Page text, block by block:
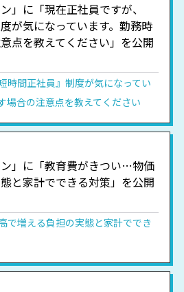
」に「現在正社員ですが、
が気になっています。勤務時
点を教えてください」を公開
時間正社員』制度が気になってい
場合の注意点を教えてください
ン」に「教育費がきつい…物価
と家計でできる対策」を公開
増える負担の実態と家計ででき